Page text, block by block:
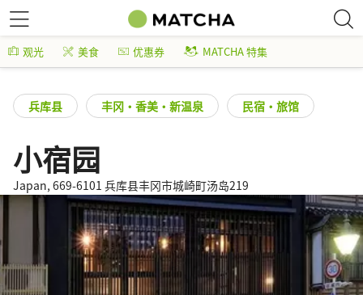
观光 美食 优惠券 MATCHA 特集
兵库县 丰冈・香美・新温泉 民宿・旅馆
小宿园
Japan, 669-6101 兵库县丰冈市城崎町汤岛219